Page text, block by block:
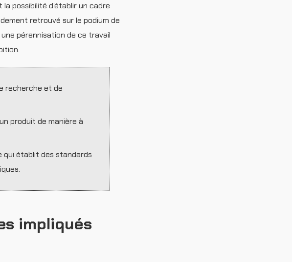
possibilité d’établir un cadre
retrouvé sur le podium de
pérennisation de ce travail
recherche et de
produit de manière à
qui établit des standards
impliqués